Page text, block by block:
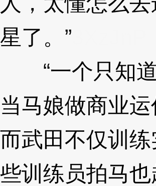
星了。”
“一个只知道
当马娘做商业
而武田不仅训
些训练员拍马